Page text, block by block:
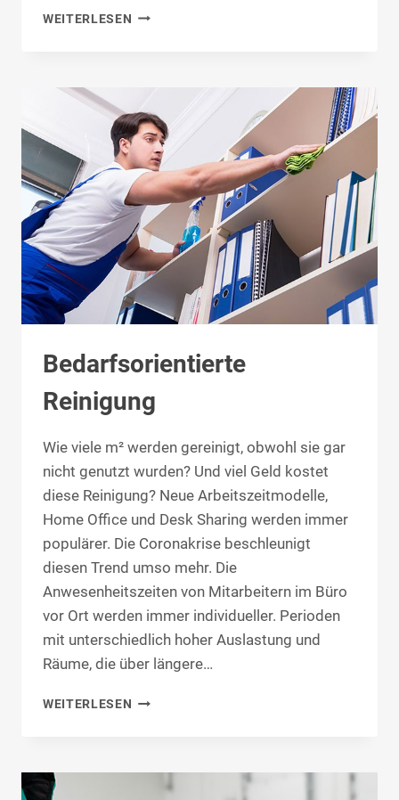
WEITERLESEN NEW
SENSORDATEN
BÜROS
&
ARBEITSPLÄTZE
ZUKUNFTSSICHER
GESTALTEN
Bedarfsorientierte
Reinigung
Wie viele m² werden gereinigt, obwohl sie gar
nicht genutzt wurden? Und viel Geld kostet
diese Reinigung? Neue Arbeitszeitmodelle,
Home Office und Desk Sharing werden immer
populärer. Die Coronakrise beschleunigt
diesen Trend umso mehr. Die
Anwesenheitszeiten von Mitarbeitern im Büro
vor Ort werden immer individueller. Perioden
mit unterschiedlich hoher Auslastung und
Räume, die über längere…
WEITERLESEN BEDARFSORIENTIERTE